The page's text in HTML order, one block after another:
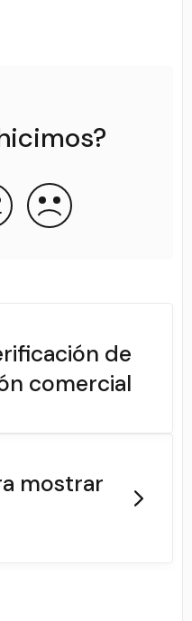
de
comercial
mostrar